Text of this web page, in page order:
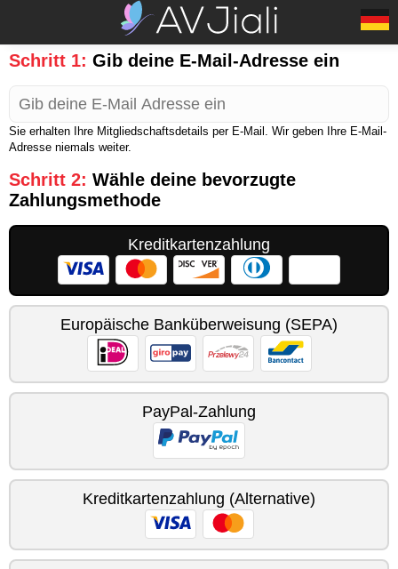
Schritt 1: Gib deine E-Mail-Adresse ein
Sie erhalten Ihre Mitgliedschaftsdetails per E-Mail. Wir geben Ihre E-Mail-
Adresse niemals weiter.
Schritt 2: Wähle deine bevorzugte
Zahlungsmethode
Kreditkartenzahlung
Europäische Banküberweisung (SEPA)
PayPal-Zahlung
Kreditkartenzahlung (Alternative)